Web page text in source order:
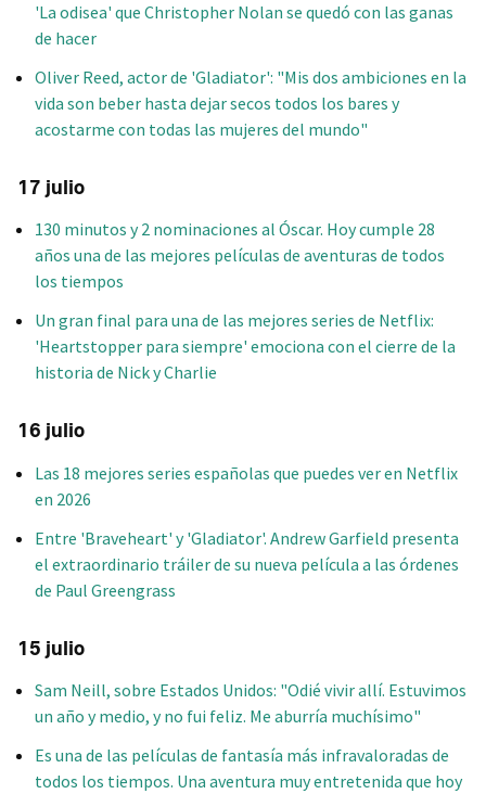
'La odisea' que Christopher Nolan se quedó con las ganas
de hacer
Oliver Reed, actor de 'Gladiator': "Mis dos ambiciones en la
vida son beber hasta dejar secos todos los bares y
acostarme con todas las mujeres del mundo"
17 julio
130 minutos y 2 nominaciones al Óscar. Hoy cumple 28
años una de las mejores películas de aventuras de todos
los tiempos
Un gran final para una de las mejores series de Netflix:
'Heartstopper para siempre' emociona con el cierre de la
historia de Nick y Charlie
16 julio
Las 18 mejores series españolas que puedes ver en Netflix
en 2026
Entre 'Braveheart' y 'Gladiator'. Andrew Garfield presenta
el extraordinario tráiler de su nueva película a las órdenes
de Paul Greengrass
15 julio
Sam Neill, sobre Estados Unidos: "Odié vivir allí. Estuvimos
un año y medio, y no fui feliz. Me aburría muchísimo"
Es una de las películas de fantasía más infravaloradas de
todos los tiempos. Una aventura muy entretenida que hoy